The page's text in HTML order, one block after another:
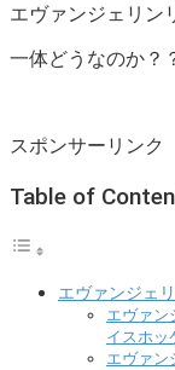
エヴァンジェリン
一体どうなのか？
スポンサーリンク
Table of
エヴァンジェ
エヴァン
イスホッ
エヴァン